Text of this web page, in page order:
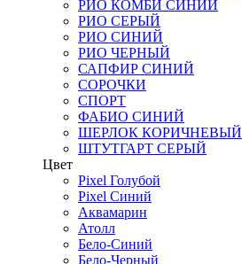
РИО КОМБИ СИНИЙ
РИО СЕРЫЙ
РИО СИНИЙ
РИО ЧЕРНЫЙ
САПФИР СИНИЙ
СОРОЧКИ
СПОРТ
ФАБИО СИНИЙ
ШЕРЛОК КОРИЧНЕВЫЙ
ШТУТГАРТ СЕРЫЙ
Цвет
Pixel Голубой
Pixel Синий
Аквамарин
Атолл
Бело-Синий
Бело-Черный